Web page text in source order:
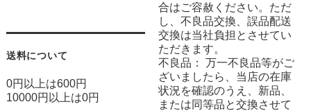
送料について
0円以上は600円
10000円以上は0円
合はご容赦ください。ただ
し、不良品交換、誤品配送
交換は当社負担とさせてい
ただきます。
不良品： 万一不良品等がご
ざいましたら、当店の在庫
状況を確認のうえ、新品、
または同等品と交換させて